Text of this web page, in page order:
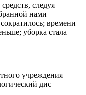
следуя
нами
времени
уборка стала
учреждения
дис